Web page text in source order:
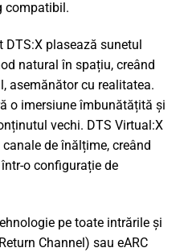
compatibil.
plasează sunetul
natural în spațiu, creând
asemănător cu realitatea.
o imersiune îmbunătățită și
vechi. DTS Virtual:X
de înălțime, creând
o configurație de
pe toate intrările și
Channel) sau eARC